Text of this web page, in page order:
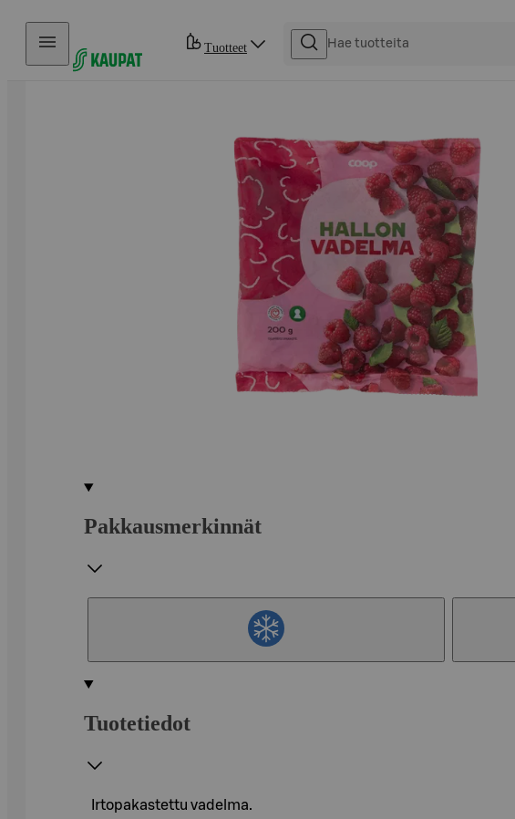
Hyppää sisältöön
Tuotteet
Pakkausmerkinnät
Tuotetiedot
Irtopakastettu vadelma.